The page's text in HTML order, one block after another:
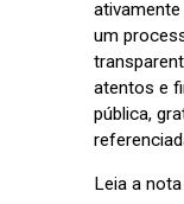
um
atentos e
pública,
Leia a